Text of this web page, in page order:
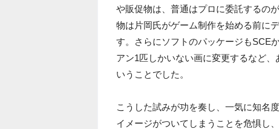
や販促物は、普通はプロに委託するの
物は片岡氏がゲーム制作を始める前に
す。さらにソフトのパッケージもSCE
アン1匹しかいない画に変更するなど
いうことでした。
こうした試みが功を奏し、一気に知名
イメージがついてしまうことを危惧し